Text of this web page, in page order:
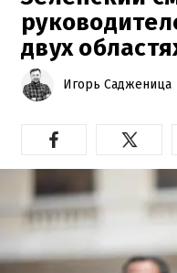
двух
Игорь Садженица